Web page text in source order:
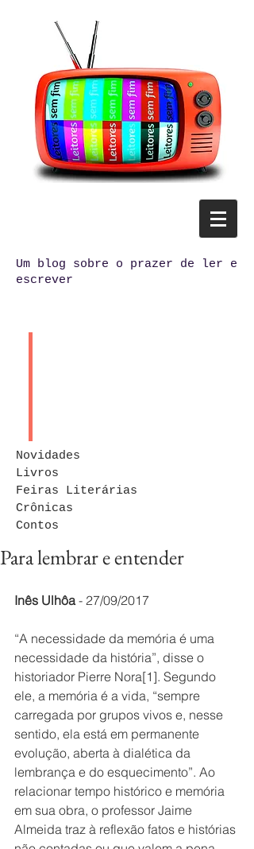
Um blog sobre o prazer de ler e
escrever
Novidades
Livros
Feiras Literárias
Crônicas
Contos
Para lembrar e entender
Inês Ulhôa - 27/09/2017
“A necessidade da memória é uma
necessidade da história”, disse o
historiador Pierre Nora[1]. Segundo
ele, a memória é a vida, “sempre
carregada por grupos vivos e, nesse
sentido, ela está em permanente
evolução, aberta à dialética da
lembrança e do esquecimento”. Ao
relacionar tempo histórico e memória
em sua obra, o professor Jaime
Almeida traz à reflexão fatos e histórias